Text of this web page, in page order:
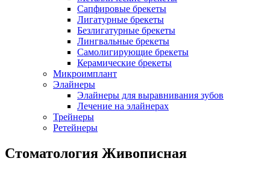
Сапфировые брекеты
Лигатурные брекеты
Безлигатурные брекеты
Лингвальные брекеты
Самолигирующие брекеты
Керамические брекеты
Микроимплант
Элайнеры
Элайнеры для выравнивания зубов
Лечение на элайнерах
Трейнеры
Ретейнеры
Стоматология Живописная